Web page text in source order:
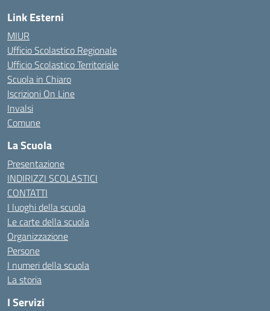
Link Esterni
MIUR
Ufficio Scolastico Regionale
Ufficio Scolastico Territoriale
Scuola in Chiaro
Iscrizioni On Line
Invalsi
Comune
La Scuola
Presentazione
INDIRIZZI SCOLASTICI
CONTATTI
I luoghi della scuola
Le carte della scuola
Organizzazione
Persone
I numeri della scuola
La storia
I Servizi